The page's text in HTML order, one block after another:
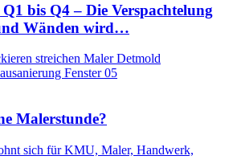
bis Q4 – Die Verspachtelung
Wänden wird…
Malerstunde?